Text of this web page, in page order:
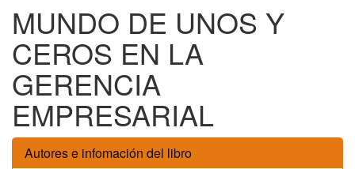
MUNDO DE UNOS Y
CEROS EN LA
GERENCIA
EMPRESARIAL
Autores e infomación del libro